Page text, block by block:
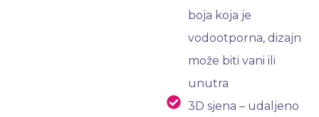
boja koja je
vodootporna, dizajn
može biti vani ili
unutra
3D sjena – udaljeno